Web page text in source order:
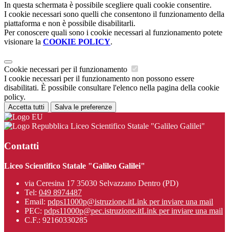
In questa schermata è possibile scegliere quali cookie consentire.
I cookie necessari sono quelli che consentono il funzionamento della
piattaforma e non è possibile disabilitarli.
Per conoscere quali sono i cookie necessari al funzionamento potete
visionare la COOKIE POLICY.
Cookie necessari per il funzionamento
I cookie necessari per il funzionamento non possono essere
disabilitati. È possibile consultare l'elenco nella pagina della cookie
policy.
Accetta tutti Salva le preferenze
Liceo Scientifico Statale "Galileo Galilei"
Contatti
Liceo Scientifico Statale "Galileo Galilei"
via Ceresina 17 35030 Selvazzano Dentro (PD)
Tel: 049 8974487
Email: pdps11000p@istruzione.itLink per inviare una mail
PEC: pdps11000p@pec.istruzione.itLink per inviare una mail
C.F.: 92160330285